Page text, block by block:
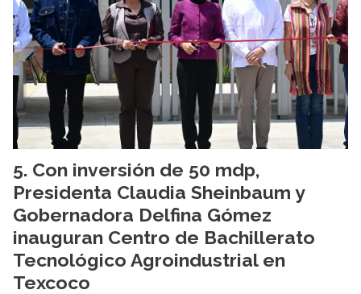
Con inversión de 50 mdp,
Presidenta Claudia Sheinbaum y
Gobernadora Delfina Gómez
inauguran Centro de Bachillerato
Tecnológico Agroindustrial en
Texcoco